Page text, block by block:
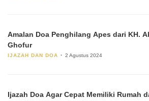
Amalan Doa Penghilang Apes dari KH.
Ghofur
IJAZAH DAN DOA 2 Agustus 2024
Ijazah Doa Agar Cepat Memiliki Rumah